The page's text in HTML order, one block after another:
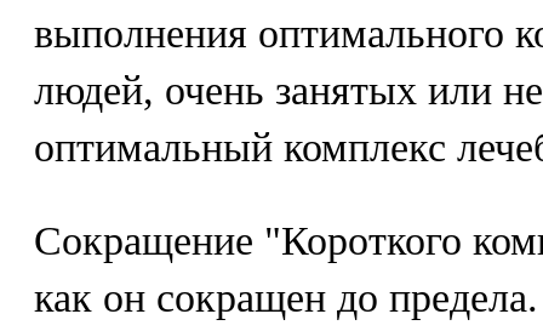
выполнения оптимального
людей, очень занятых или
оптимальный комплекс
Сокращение "Короткого
как он сокращен до